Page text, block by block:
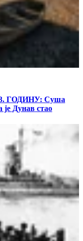
ГОДИНУ: Суша
је Дунав стао